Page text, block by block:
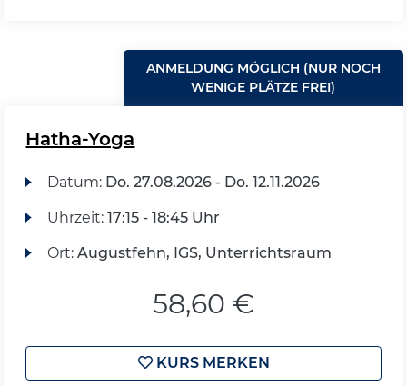
ANMELDUNG MÖGLICH (NUR NOCH
WENIGE PLÄTZE FREI)
Hatha-Yoga
Datum: Do. 27.08.2026 - Do. 12.11.2026
Uhrzeit: 17:15 - 18:45 Uhr
Ort: Augustfehn, IGS, Unterrichtsraum
58,60 €
KURS MERKEN